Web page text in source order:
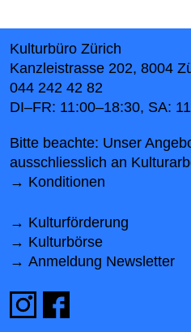
Kulturbüro Zürich
Kanzleistrasse 202, 8004
044 242 42 82
DI–FR: 11:00–18:30, SA:
Bitte beachte: Unser
ausschliesslich an
Konditionen
Kulturförderung
Kulturbörse
Anmeldung Newsletter